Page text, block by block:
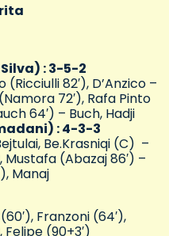
: 3-5-2
82′), D’Anzico –
72′), Rafa Pinto
64′) – Buch, Hadji
: 4-3-3
Be.Krasniqi (C) –
Mustafa (Abazaj 86′) –
Manaj
Franzoni (64′),
Felipe (90+3′)